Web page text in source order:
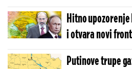
potvrda iz
Hitno
i otvara novi
eksplodirati
Putinove trupe